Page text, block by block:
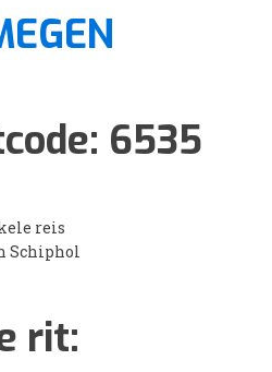
6535
reis
Schiphol
rit: